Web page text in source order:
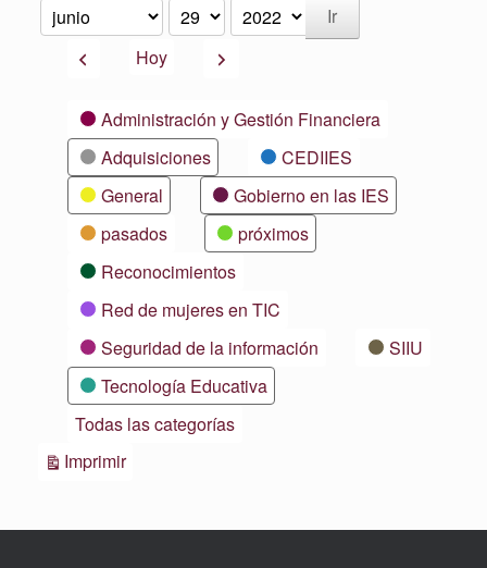
Mes
Día
Año
AnteriorHoy Siguiente
CategoríasAdministración y Gestión Financiera
Adquisiciones
CEDIIES
General
Gobierno en las IES
pasados
próximos
Reconocimientos
Red de mujeres en TIC
Seguridad de la información
SIIU
Tecnología Educativa
Todas las categorías
ImprimirVistas